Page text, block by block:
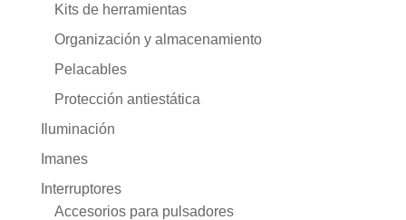
Kits de herramientas
Organización y almacenamiento
Pelacables
Protección antiestática
Iluminación
Imanes
Interruptores
Accesorios para pulsadores